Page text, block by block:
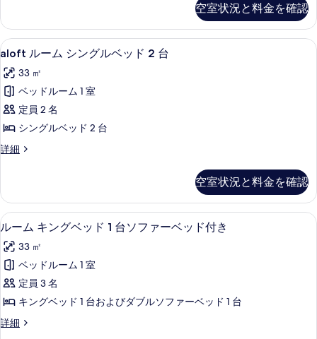
ュ
ー
の
す
べ
て
の
写
表
示
す
る
ビ
ュ
ー
の
詳
細
ッ
ド
1
台
の
す
べ
て
真
を
表
示
す
る
キ
ン
グ
ッ
ド
台
の
細
空室状況と料金を確認
aloft
ル
ー
ム
シ
ン
グ
ベ
ッ
ド
2
台
の
す
べ
aloft ルーム シングルベッド 2 台 |
3
aloft ルーム シングルベッド 2 台
33 ㎡
ベッドルーム 1 室
定員 2 名
シングルベッド 2 台
詳細
aloft
シ
ン
グ
ベ
ッ
2
台
詳
空室状況と料金を確認
ル
ー
ム
キ
ン
グ
ベ
ルーム キングベッド 1 台ソファーベ
5
ルーム キングベッド 1 台ソファーベッド付き
33 ㎡
ベッドルーム 1 室
定員 3 名
キングベッド 1 台およびダブルソファーベッド 1 台
詳細
ル